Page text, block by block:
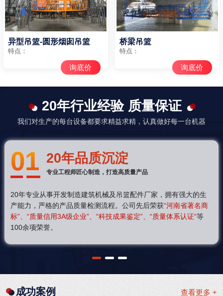
异型吊篮-圆形烟囱吊篮
特点：
询底价
桥梁吊篮
特点：
询底价
20年行业经验 质量保证
我们对生产的每台设备都要求精益求精，认真做好每一台机器
01 20年品质沉淀
专业工程师匠心制造，打造高质量产品
20年专业从事开发制造建筑机械及吊篮配件厂家，拥有强大的生
产能力，严格的产品质量检测流程。公司先后荣获“河南省著名商
标”、“质量信用3A级企业”、“科技成果鉴定”、“质量体系认证“等
100余项荣誉。
1 2 3
查看更多 +
成功案例